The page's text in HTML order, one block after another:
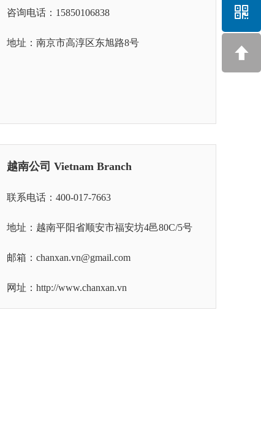
咨询电话：15850106838
地址：南京市高淳区东旭路8号
越南公司 Vietnam Branch
联系电话： 400-017-7663
地址：越南平阳省顺安市福安坊4邑80C/5号
邮箱：chanxan.vn@gmail.com
网址： http://www.chanxan.vn